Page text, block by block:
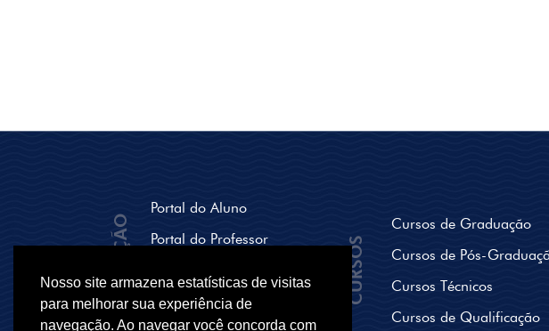
NAVEGAÇÃO
Portal do Aluno
Portal do Professor
Breve História
CURSOS
Cursos de Graduação
Cursos de Pós-
Cursos Técnicos
Cursos de Qualificação
Nosso site armazena estatísticas de visitas
para melhorar sua experiência de
navegação. Ao navegar você concorda com